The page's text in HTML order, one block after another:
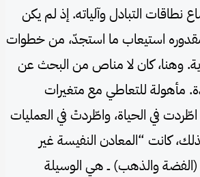
التبادل وآلياته. إذ لم يكن
مقدوره استيعاب ما استجدّ، من خطوات
وهنا، كان لا مناص من البحث عن
مأهولة للتعاطي مع متغيرات
اطّردت في الحياة، واطّردتْ في العمليات
لذلك، كانت “المعادن النفيسة غير
(الفضة والذهب) ــ هي الوسيلة